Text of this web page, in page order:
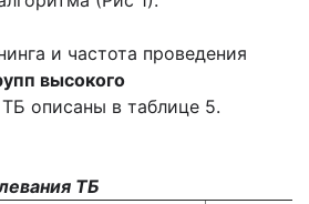
и частота проведения
высокого
описаны в таблице 5.
ТБ